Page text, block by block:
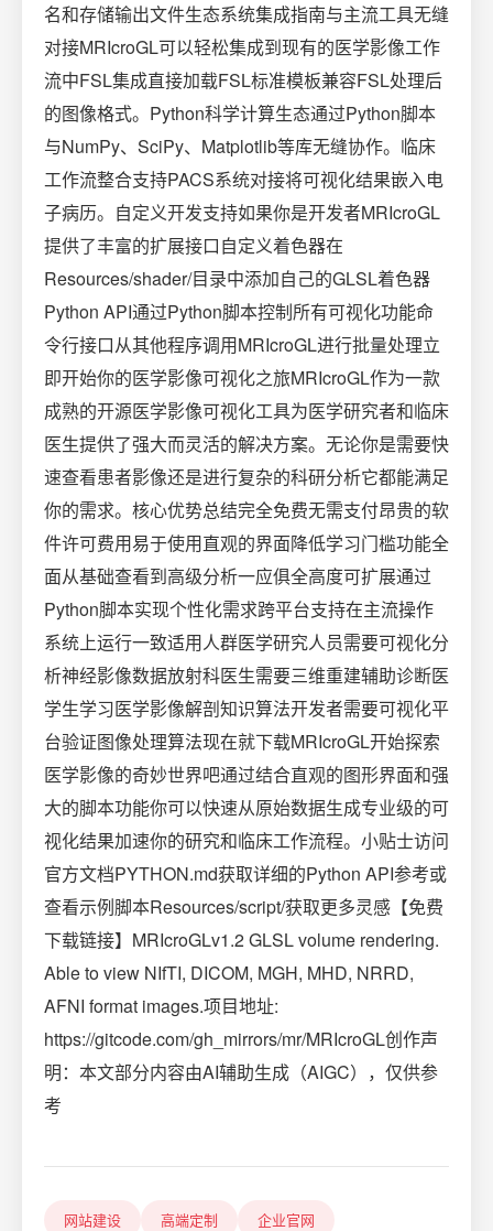
名和存储输出文件生态系统集成指南与主流工具无缝
对接MRIcroGL可以轻松集成到现有的医学影像工作
流中FSL集成直接加载FSL标准模板兼容FSL处理后
的图像格式。Python科学计算生态通过Python脚本
与NumPy、SciPy、Matplotlib等库无缝协作。临床
工作流整合支持PACS系统对接将可视化结果嵌入电
子病历。自定义开发支持如果你是开发者MRIcroGL
提供了丰富的扩展接口自定义着色器在
Resources/shader/目录中添加自己的GLSL着色器
Python API通过Python脚本控制所有可视化功能命
令行接口从其他程序调用MRIcroGL进行批量处理立
即开始你的医学影像可视化之旅MRIcroGL作为一款
成熟的开源医学影像可视化工具为医学研究者和临床
医生提供了强大而灵活的解决方案。无论你是需要快
速查看患者影像还是进行复杂的科研分析它都能满足
你的需求。核心优势总结完全免费无需支付昂贵的软
件许可费用易于使用直观的界面降低学习门槛功能全
面从基础查看到高级分析一应俱全高度可扩展通过
Python脚本实现个性化需求跨平台支持在主流操作
系统上运行一致适用人群医学研究人员需要可视化分
析神经影像数据放射科医生需要三维重建辅助诊断医
学生学习医学影像解剖知识算法开发者需要可视化平
台验证图像处理算法现在就下载MRIcroGL开始探索
医学影像的奇妙世界吧通过结合直观的图形界面和强
大的脚本功能你可以快速从原始数据生成专业级的可
视化结果加速你的研究和临床工作流程。小贴士访问
官方文档PYTHON.md获取详细的Python API参考或
查看示例脚本Resources/script/获取更多灵感【免费
下载链接】MRIcroGLv1.2 GLSL volume rendering.
Able to view NIfTI, DICOM, MGH, MHD, NRRD,
AFNI format images.项目地址:
https://gitcode.com/gh_mirrors/mr/MRIcroGL创作声
明：本文部分内容由AI辅助生成（AIGC），仅供参
考
网站建设 高端定制 企业官网